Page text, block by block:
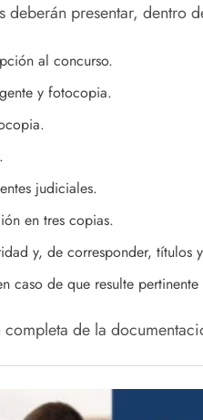
deberán presentar,
al concurso.
y fotocopia.
judiciales.
en tres copias.
y, de corresponder, títulos
caso de que resulte
completa de la